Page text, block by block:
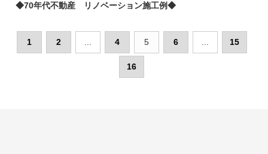
◆70年代不動産 リノベーション施工例◆
1 2 4 5 6 15
16